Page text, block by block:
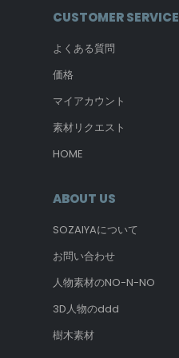
CUSTOMER SERVICE
よくある質問
価格
マイアカウント
素材リクエスト
HOME
ABOUT US
SOZAIYAについて
お問い合わせ
人物素材のNO-N-NO
3D人物のddd
樹木素材